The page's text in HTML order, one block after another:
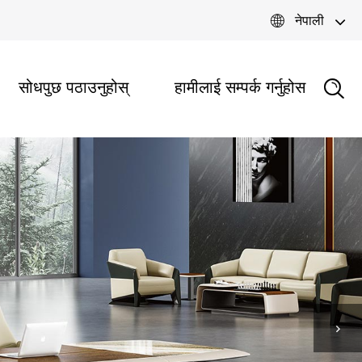
 नेपाली
सोधपुछ पठाउनुहोस् हामीलाई सम्पर्क गर्नुहोस